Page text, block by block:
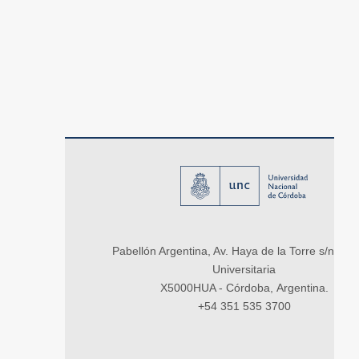
Pabellón Argentina, Av. Haya de la Torre s/n,
Universitaria
X5000HUA - Córdoba, Argentina.
+54 351 535 3700